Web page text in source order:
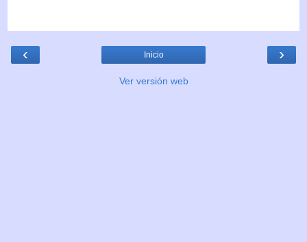
‹ ›
Inicio
Ver versión web